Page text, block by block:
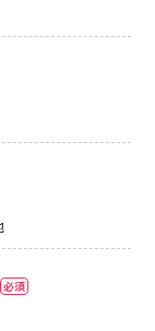
必須